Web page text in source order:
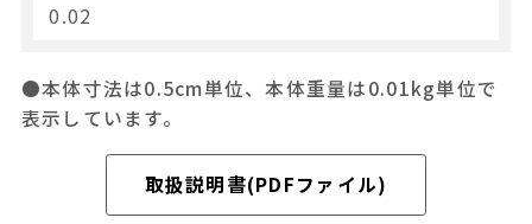
0.02
●本体寸法は0.5cm単位、本体重量は0.01kg単位で
表示しています。
取扱説明書(PDFファイル)